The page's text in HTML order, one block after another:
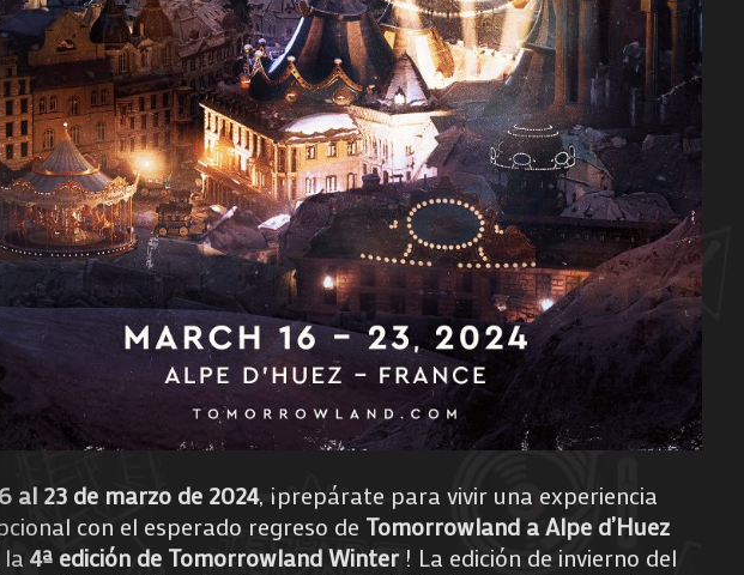
al 23 de marzo de 2024, ¡prepárate para vivir una experiencia
con el esperado regreso de Tomorrowland a Alpe d’Huez
la4ª edición de Tomorrowland Winter ! La edición de invierno del